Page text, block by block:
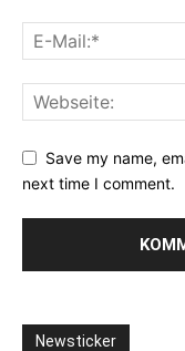
Save my name,
next time I comment.
Newsticker